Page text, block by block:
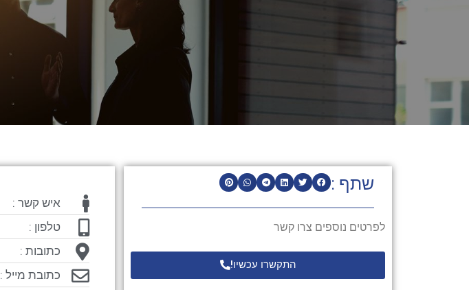
שתף :
לפרטים נוספים צרו קשר
התקשרו עכשיו!
איש קשר :
טלפון :
כתובות :
כתובת מייל :